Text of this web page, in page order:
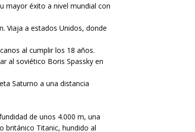
mayor éxito a nivel mundial con
Viaja a estados Unidos, donde
al cumplir los 18 años.
al soviético Boris Spassky en
Saturno a una distancia
de unos 4.000 m, una
británico Titanic, hundido al